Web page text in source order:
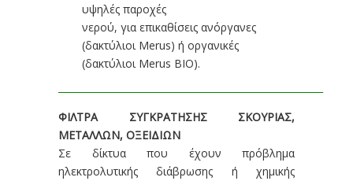
υψηλές παροχές
νερού, για επικαθίσεις ανόργανες
(δακτύλιοι Merus) ή οργανικές
(δακτύλιοι Merus BIO).
ΦΙΛΤΡΑ ΣΥΓΚΡΑΤΗΣΗΣ ΣΚΟΥΡΙΑΣ,
ΜΕΤΑΛΛΩΝ, ΟΞΕΙΔΙΩΝ
Σε δίκτυα που έχουν πρόβλημα
ηλεκτρολυτικής διάβρωσης ή χημικής